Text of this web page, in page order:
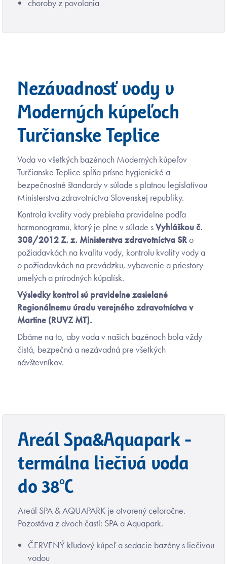
choroby z povolania
Nezávadnosť vody v
Moderných kúpeľoch
Turčianske Teplice
Voda vo všetkých bazénoch Moderných kúpeľov
Turčianske Teplice spĺňa prísne hygienické a
bezpečnostné štandardy v súlade s platnou legislatívou
Ministerstva zdravotníctva Slovenskej republiky.
Kontrola kvality vody prebieha pravidelne podľa
harmonogramu, ktorý je plne v súlade sVyhláškou č.
308/2012 Z. z. Ministerstva zdravotníctva SRo
požiadavkách na kvalitu vody, kontrolu kvality vody a
o požiadavkách na prevádzku, vybavenie a priestory
umelých a prírodných kúpalísk.
Výsledky kontrol sú pravidelne zasielané
Regionálnemu úradu verejného zdravotníctva v
Martine (RUVZ MT).
Dbáme na to, aby voda v našich bazénoch bola vždy
čistá, bezpečná a nezávadná pre všetkých
návštevníkov.
Areál Spa&Aquapark -
termálna liečivá voda
do 38°C
Areál SPA & AQUAPARK je otvorený celoročne.
Pozostáva z dvoch častí: SPA a Aquapark.
ČERVENÝ kľudový kúpeľ a sedacie bazény s liečivou
vodou